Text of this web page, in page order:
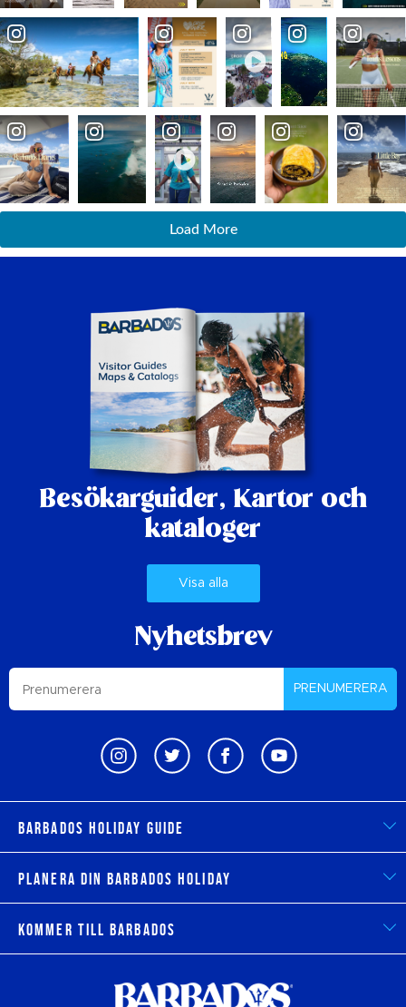
Load More
Besökarguider, Kartor och
kataloger
Visa alla
Nyhetsbrev
PRENUMERERA
Barbados Holiday Guide
Planera din Barbados Holiday
Kommer till Barbados